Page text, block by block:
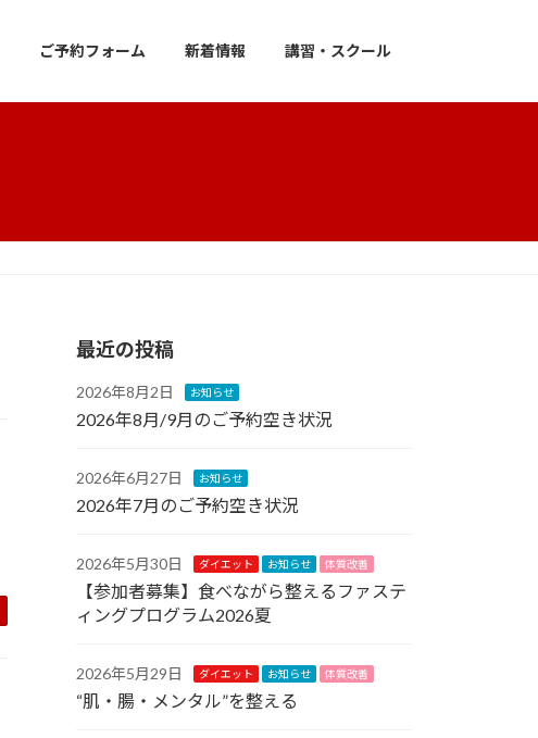
ご予約フォーム 新着情報 講習・スクール
最近の投稿
2026年8月2日 お知らせ
2026年8月/9月のご予約空き状況
2026年6月27日 お知らせ
2026年7月のご予約空き状況
2026年5月30日 ダイエット お知らせ 体質改善
【参加者募集】食べながら整えるファステ
ィングプログラム2026夏
2026年5月29日 ダイエット お知らせ 体質改善
“肌・腸・メンタル”を整える